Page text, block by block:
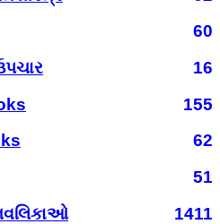
60
16
155
62
51
1411